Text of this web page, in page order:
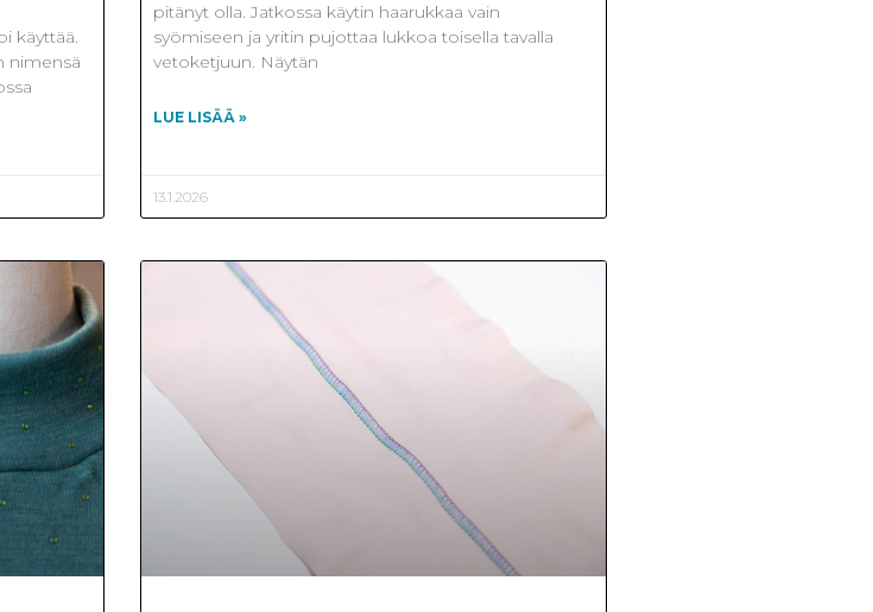
käyttää.
nimensä
pitänyt olla. Jatkossa käytin haarukkaa vain
syömiseen ja yritin pujottaa lukkoa toisella tavalla
vetoketjuun. Näytän
LUE LISÄÄ »
13.1.2026